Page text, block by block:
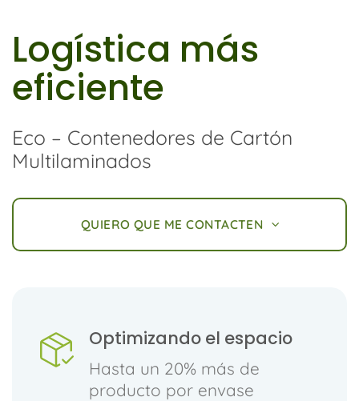
Optimizando el espacio
Hasta un 20% más de
producto por envase
Logística más
eficiente
Eco – Contenedores de Cartón
Multilaminados
QUIERO QUE ME CONTACTEN